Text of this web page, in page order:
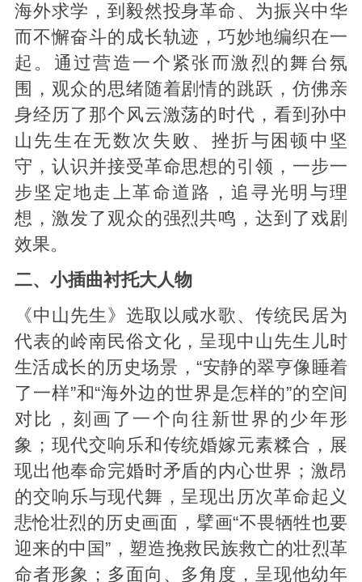
海外求学，到毅然投身革命、为振兴中华
而不懈奋斗的成长轨迹，巧妙地编织在一
起。通过营造一个紧张而激烈的舞台氛
围，观众的思绪随着剧情的跳跃，仿佛亲
身经历了那个风云激荡的时代，看到孙中
山先生在无数次失败、挫折与困顿中坚
守，认识并接受革命思想的引领，一步一
步坚定地走上革命道路，追寻光明与理
想，激发了观众的强烈共鸣，达到了戏剧
效果。
二、小插曲衬托大人物
《中山先生》选取以咸水歌、传统民居为
代表的岭南民俗文化，呈现中山先生儿时
生活成长的历史场景，“安静的翠亨像睡着
了一样”和“海外边的世界是怎样的”的空间
对比，刻画了一个向往新世界的少年形
象；现代交响乐和传统婚嫁元素糅合，展
现出他奉命完婚时矛盾的内心世界；激昂
的交响乐与现代舞，呈现出历次革命起义
悲怆壮烈的历史画面，擘画“不畏牺牲也要
迎来的中国”，塑造挽救民族救亡的壮烈革
命者形象；多面向、多角度，呈现他幼年